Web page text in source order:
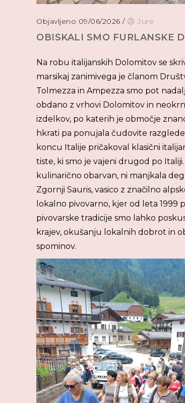
Objavljeno 09/06/2026 / Jure
OBISKALI SMO FURLANSKE
Na robu italijanskih Dolomitov se
marsikaj zanimivega je članom
Tolmezza in Ampezza smo pot
obdano z vrhovi Dolomitov in
izdelkov, po katerih je območje
hkrati pa ponujala čudovite
koncu Italije pričakoval klasični
tiste, ki smo je vajeni drugod po
kulinarično obarvan, ni manjkala
Zgornji Sauris, vasico z značilno
lokalno pivovarno, kjer od leta 1999
pivovarske tradicije smo lahko
krajev, okušanju lokalnih dobrot in
spominov.